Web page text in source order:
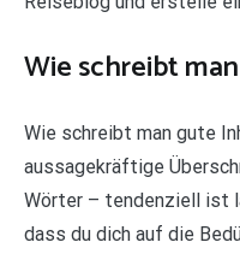
Wie schreibt
Wie schreibt man gute
aussagekräftige
Wörter – tendenziell ist
dass du dich auf die